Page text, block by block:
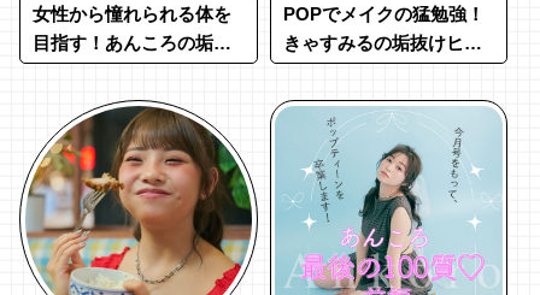
女性から憧れられる体を
目指す！あんころの垢抜
POPでメイクの猛勉強！
きゃすみるの垢抜けヒス